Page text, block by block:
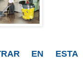
EN ESTA